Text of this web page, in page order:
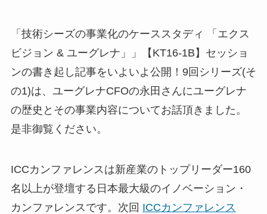
「技術シーズの事業化のケーススタディ 「エクス
ビジョン & ユーグレナ」」【KT16-1B】セッショ
ンの書き起し記事をいよいよ公開！9回シリーズ(そ
の1)は、ユーグレナCFOの永田さんにユーグレナ
の歴史とその事業内容についてお話頂きました。
是非御覧ください。
ICCカンファレンスは新産業のトップリーダー160
名以上が登壇する日本最大級のイノベーション・
カンファレンスです。次回 ICCカンファレンス